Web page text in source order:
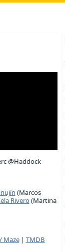
@Haddock
(Marcos
Rivero(Martina
Maze| TMDB